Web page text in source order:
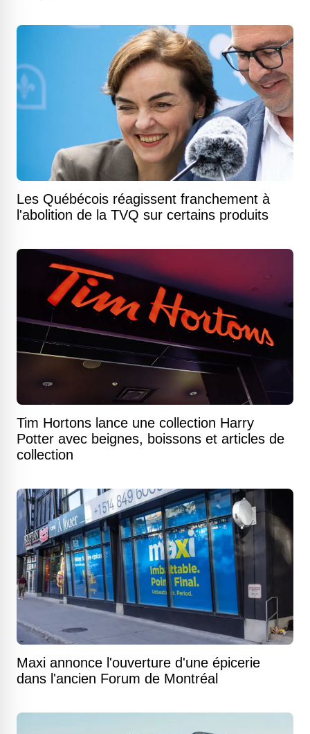
Les Québécois réagissent franchement à
l'abolition de la TVQ sur certains produits
Tim Hortons lance une collection Harry
Potter avec beignes, boissons et articles de
collection
Maxi annonce l'ouverture d'une épicerie
dans l'ancien Forum de Montréal